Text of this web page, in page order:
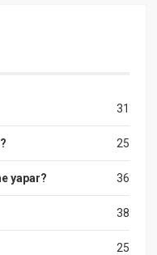
31
25
36
yapar?
38
25